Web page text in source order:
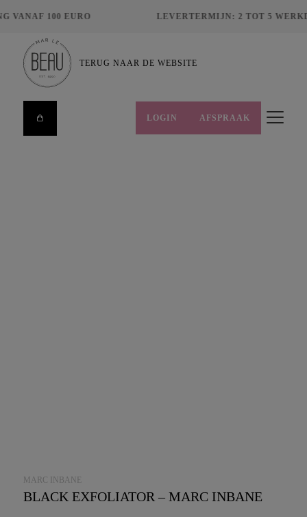
VANAF 100 EURO LEVERTERMIJN: 2 TOT 5
TERUG NAAR DE WEBSITE
LOGIN AFSPRAAK
MARC INBANE
BLACK EXFOLIATOR – MARC INBANE